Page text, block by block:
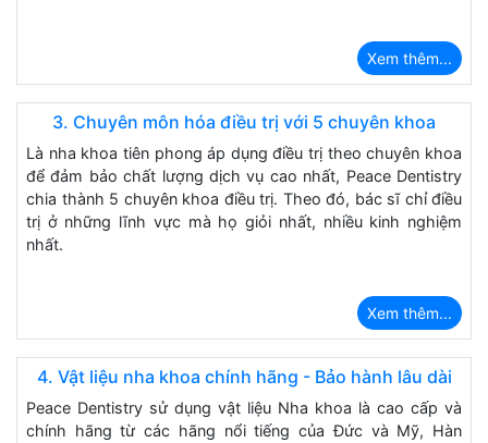
Xem thêm...
3. Chuyên môn hóa điều trị với 5 chuyên khoa
Là nha khoa tiên phong áp dụng điều trị theo chuyên khoa
để đảm bảo chất lượng dịch vụ cao nhất, Peace Dentistry
chia thành 5 chuyên khoa điều trị. Theo đó, bác sĩ chỉ điều
trị ở những lĩnh vực mà họ giỏi nhất, nhiều kinh nghiệm
nhất.
Xem thêm...
4. Vật liệu nha khoa chính hãng - Bảo hành lâu dài
Peace Dentistry sử dụng vật liệu Nha khoa là cao cấp và
chính hãng từ các hãng nổi tiếng của Đức và Mỹ, Hàn